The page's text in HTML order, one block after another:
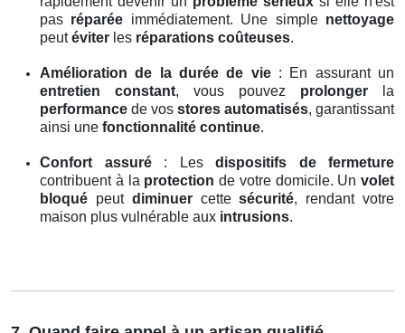
pas réparée immédiatement. Une simple nettoyage
peutéviter les réparations coûteuses.
Amélioration de la durée de vie: En assurant un
entretien constant, vous pouvez prolonger la
performance de vos stores automatisés, garantissant
ainsi une fonctionnalité continue.
Confort assuré: Les dispositifs de fermeture
contribuent à la protection de votre domicile. Un volet
bloqué peut diminuercettesécurité, rendant votre
maison plus vulnérable aux intrusions.